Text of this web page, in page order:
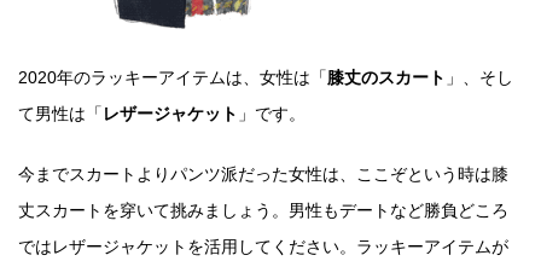
2020年のラッキーアイテムは、女性は「膝丈のスカート 」、そし
て男性は「 レザージャケット 」です。
今までスカートよりパンツ派だった女性は、ここぞという時は膝
丈スカートを穿いて挑みましょう。男性もデートなど勝負どころ
ではレザージャケットを活用してください。ラッキーアイテムが